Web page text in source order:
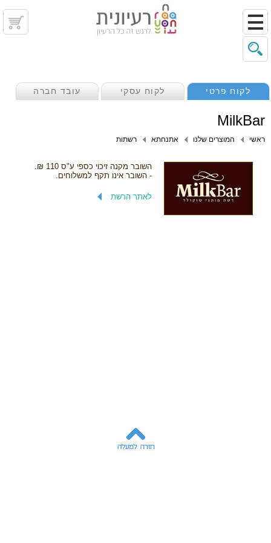
לקוח פרטי לקוח עסקי עובד חברה
MilkBar
ראשי המוצרים שלנו אתנחתא רשתות
השובר מקנה זיכוי כספי ע"ס 110 ₪.
- השובר אינו תקף למשלוחים.
לאתר הרשת